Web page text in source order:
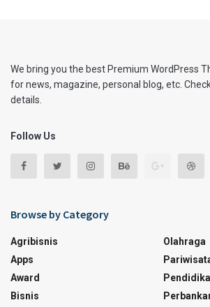
We bring you the best Premium WordPress
for news, magazine, personal blog, etc.
details.
Follow Us
Browse by Category
Agribisnis
Apps
Award
Bisnis
Olahraga